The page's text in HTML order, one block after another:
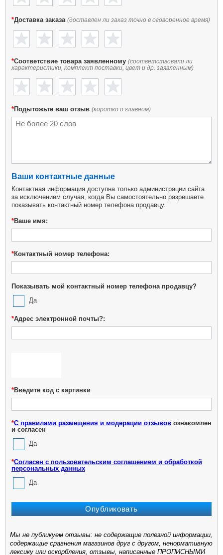
*Доставка заказа (доставлен ли заказ точно в оговоренное время)
*Соответствие товара заявленному (соответствовали ли
характеристики, комплект поставки, цвет и др. заявленным)
*Подытожьте ваш отзыв (коротко о главном)
Ваши контактные данные
Контактная информация доступна только администрации сайта
за исключением случая, когда Вы самостоятельно разрешаете
показывать контактный номер телефона продавцу.
*Ваше имя:
*Контактный номер телефона:
Показывать мой контактный номер телефона продавцу?
Да
*Адрес электронной почты?:
*Введите код с картинки
*С правилами размещения и модерации отзывов ознакомлен
и согласен
Да
*Согласен с пользовательским соглашением и обработкой
персональных данных
Да
Мы не публикуем отзывы: не содержащие полезной информации,
содержащие сравнения магазинов друг с другом, ненормативную
лексику или оскорбления, отзывы, написанные ПРОПИСНЫМИ